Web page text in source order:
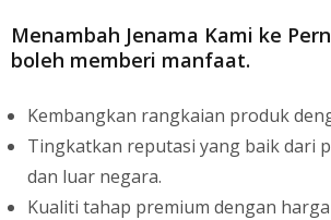
Menambah Jenama Kami ke
boleh memberi manfaat.
Kembangkan rangkaian produk
Tingkatkan reputasi yang baik dari
dan luar negara.
Kualiti tahap premium dengan